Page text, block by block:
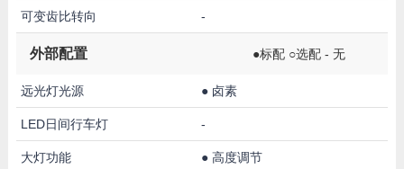
可变齿比转向 -
外部配置 ●标配 ○选配 - 无
远光灯光源 ● 卤素
LED日间行车灯 -
大灯功能 ● 高度调节